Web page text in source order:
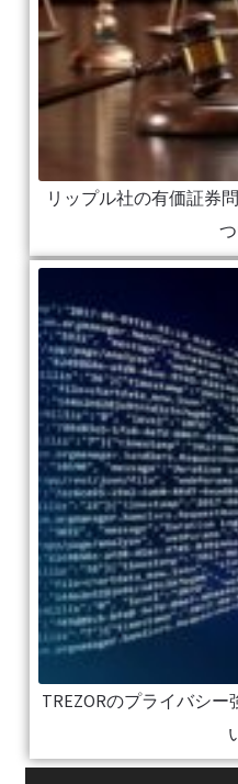
リップル社の有価証券
TREZORのプライバシ